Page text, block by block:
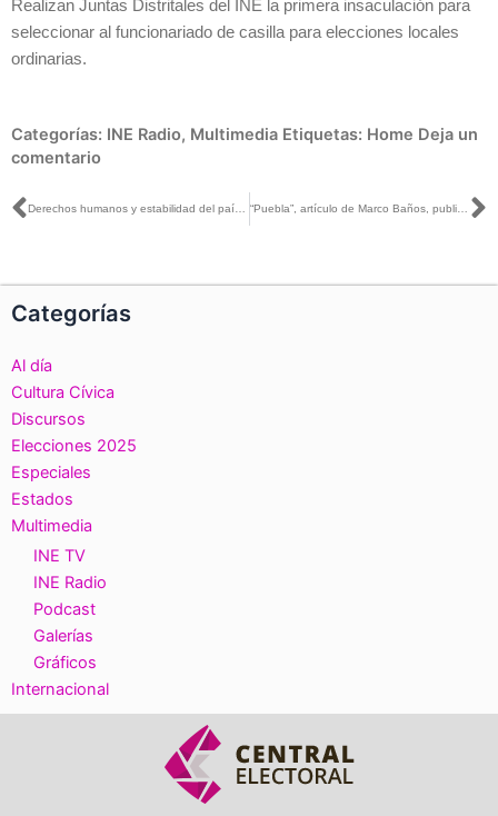
Realizan Juntas Distritales del INE la primera insaculación para
seleccionar al funcionariado de casilla para elecciones locales
ordinarias.
Categorías: INE Radio, Multimedia Etiquetas: Home Deja un
comentario
Ant “Puebla”, artículo de Marco Baños, publicado en El Economista
Categorías
Al día
Cultura Cívica
Discursos
Elecciones 2025
Especiales
Estados
Multimedia
INE TV
INE Radio
Podcast
Galerías
Gráficos
Internacional